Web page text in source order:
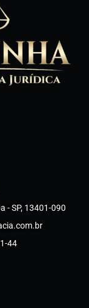
- SP, 13401-090
44